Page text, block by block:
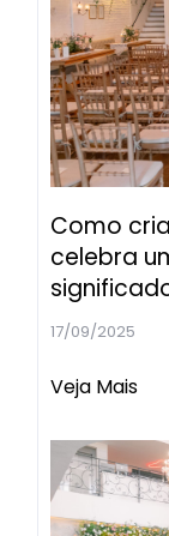
Como
celebra
17/09/2025
Veja Mais